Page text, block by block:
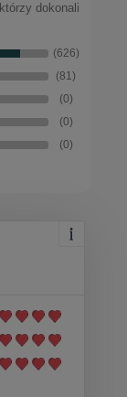
dokonali
(626)
(81)
(0)
(0)
(0)